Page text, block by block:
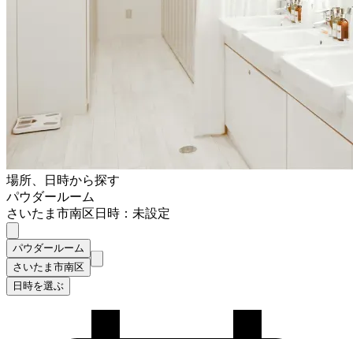
場所、日時から探す
パウダールーム
さいたま市南区日時：未設定
パウダールーム
さいたま市南区
日時を選ぶ